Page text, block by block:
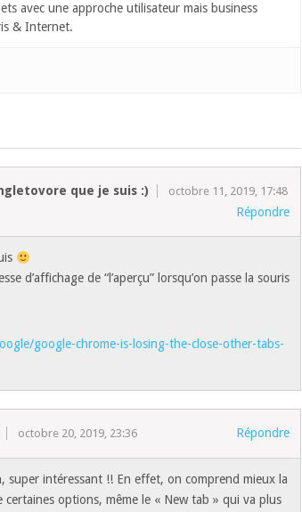
avec une approche utilisateur mais business
& Internet.
que je suis :) octobre 11, 2019, 17:48
Répondre
d’affichage de “l’aperçu” lorsqu’on passe la souris
google-chrome-is-losing-the-close-other-tabs-
octobre 20, 2019, 23:36 Répondre
super intéressant !! En effet, on comprend mieux la
certaines options, même le « New tab » qui va plus